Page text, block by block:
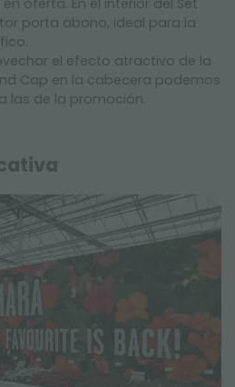
oferta. En el interior del Set
porta abono, ideal para la
el efecto atractivo de la
Cap en la cabecera podemos
las de la promoción.